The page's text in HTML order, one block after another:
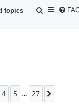
topics
S
4 5 27